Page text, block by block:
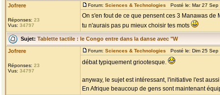
Jofrere
Réponses: 23
Vus: 34797
Forum: Sciences & Technologies Posté le: Mar 27
On s'en fout de ce que pensent ces 3 Manawas
tu n'aurais pas pu mieux choisir tes mots
Sujet: Tablette tactile : le Congo entre dans la danse avec "W
Jofrere
Réponses: 23
Vus: 34797
Forum: Sciences & Technologies Posté le: Dim 25
débat typiquement griootesque.
anyway, le sujet est intéressant, l'initiative l'est
En Afrique beaucoup de gens sont maintenant